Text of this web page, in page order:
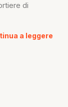
di
a leggere